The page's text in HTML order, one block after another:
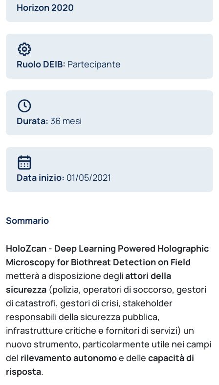
Horizon 2020
Ruolo DEIB: Partecipante
Durata: 36 mesi
Data inizio: 01/05/2021
Sommario
HoloZcan - Deep Learning Powered Holographic
Microscopy for Biothreat Detection on Field
metterà a disposizione degli attori della
sicurezza (polizia, operatori di soccorso, gestori
di catastrofi, gestori di crisi, stakeholder
responsabili della sicurezza pubblica,
infrastrutture critiche e fornitori di servizi) un
nuovo strumento, particolarmente utile nei campi
del rilevamento autonomoe delle capacità di
risposta.